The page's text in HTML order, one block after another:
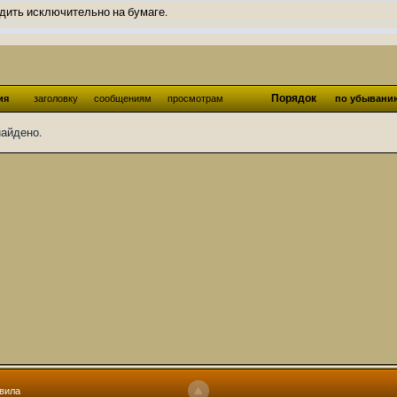
исключительно на бумаге.
и Ангелы из Ада были и будут только на бумаге.
Ангелов из Ада, а в электронном варианте нету вариантов?
какие, подскажите пожалуйста?)
аболетов на бусти:
нужны? Так эта организация описана в "Лордах тьмы", книге правил по
организацию искажённая руна? Это некро-вампо нечистивая
процесс не очень быстрый будет. Думаю в течении 1-2 месяцев
с телефона не очень удобно)
по ходу чтения правлю. Получается не совнлитературный перевод,
заголовку сообщениям просмотрам Порядок по